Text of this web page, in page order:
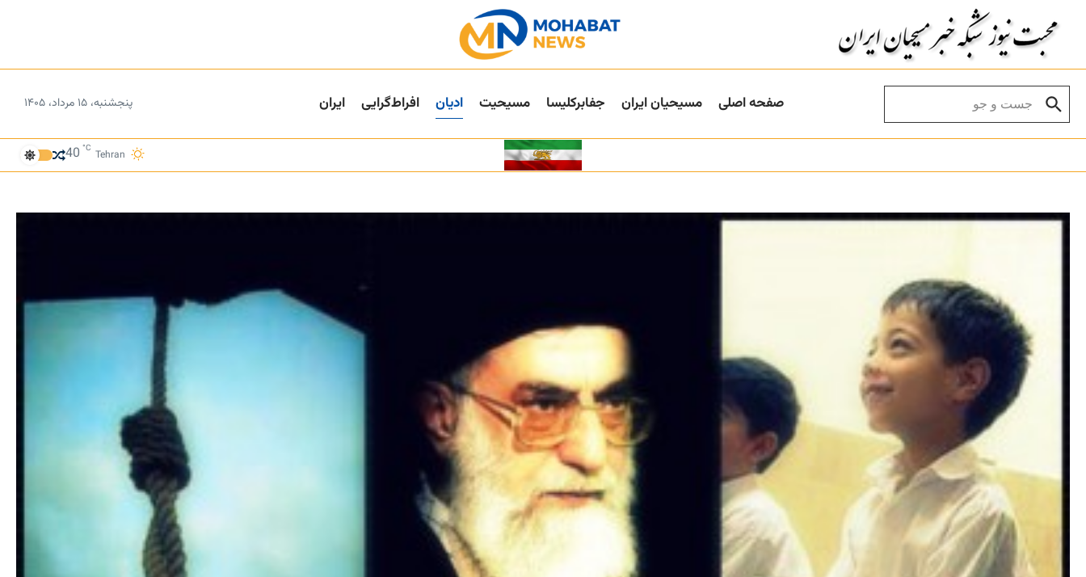
صفحه اصلی مسیحیان ایران جفا‌بر‌کلیسا مسیحیت ادیان افراط‌گرایی ایران پنجشنبه، ۱۵ مرداد، ۱۴۰۵
Tehran
40 °C